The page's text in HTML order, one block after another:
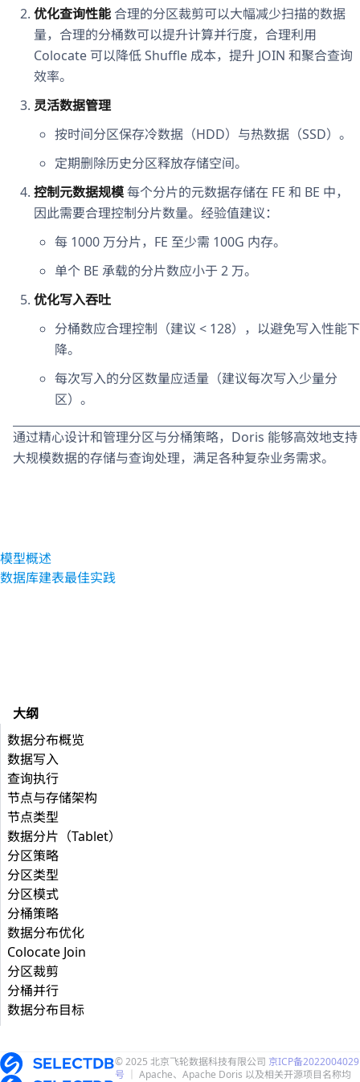
优化查询性能 合理的分区裁剪可以大幅减少扫描的数据
量，合理的分桶数可以提升计算并行度，合理利用
Colocate 可以降低 Shuffle 成本，提升 JOIN 和聚合查询
效率。
灵活数据管理
按时间分区保存冷数据（HDD）与热数据（SSD）。
定期删除历史分区释放存储空间。
控制元数据规模每个分片的元数据存储在 FE 和 BE 中，
因此需要合理控制分片数量。经验值建议：
每 1000 万分片，FE 至少需 100G 内存。
单个 BE 承载的分片数应小于 2 万。
优化写入吞吐
分桶数应合理控制（建议 < 128），以避免写入性能下
降。
每次写入的分区数量应适量（建议每次写入少量分
区）。
通过精心设计和管理分区与分桶策略，Doris 能够高效地支持
大规模数据的存储与查询处理，满足各种复杂业务需求。
模型概述
数据库建表最佳实践
大纲
数据分布概览
数据写入
查询执行
节点与存储架构
节点类型
数据分片（Tablet）
分区策略
分区类型
分区模式
分桶策略
数据分布优化
Colocate Join
分区裁剪
分桶并行
数据分布目标
© 2025 北京飞轮数据科技有限公司 京ICP备2022004029
号
｜ Apache、Apache Doris 以及相关开源项目名称均